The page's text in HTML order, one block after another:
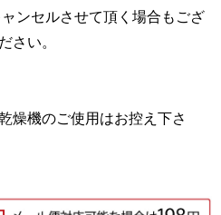
ンセルさせて頂く場合もござ
さい。
燥機のご使用はお控え下さ